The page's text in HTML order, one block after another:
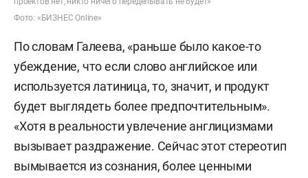
Фото: «БИЗНЕС Online»
По словам Галеева, «раньше было какое-то
убеждение, что если слово английское или
используется латиница, то, значит, и продукт
будет выглядеть более предпочтительным».
«Хотя в реальности увлечение англицизмами
вызывает раздражение. Сейчас этот стереотип
вымывается из сознания, более ценными